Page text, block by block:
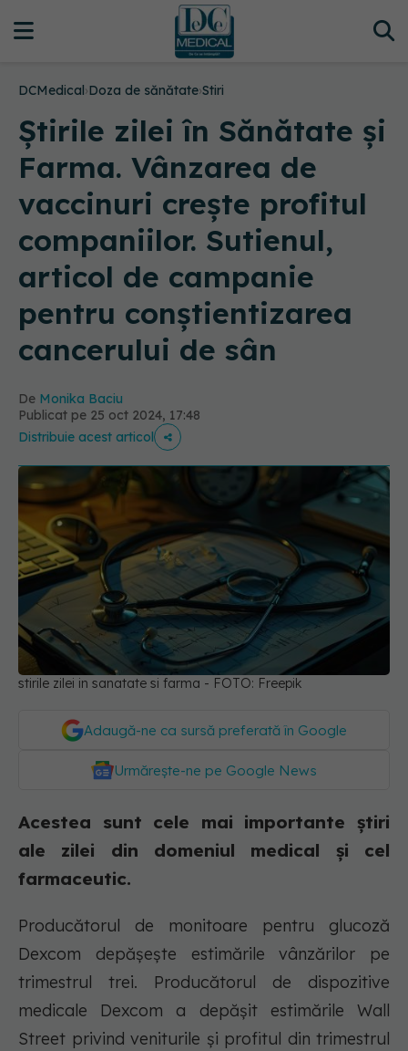
DCMedical›Doza de sănătate›Stiri
Știrile zilei în Sănătate și
Farma. Vânzarea de
vaccinuri crește profitul
companiilor. Sutienul,
articol de campanie
pentru conștientizarea
cancerului de sân
De Monika Baciu
Publicat pe 25 oct 2024, 17:48
Distribuie acest articol
stirile zilei in sanatate si farma - FOTO: Freepik
Adaugă-ne ca sursă preferată în Google
Urmărește-ne pe Google News
Acestea sunt cele mai importante știri
ale zilei din domeniul medical și cel
farmaceutic.
Producătorul de monitoare pentru glucoză
Dexcom depășește estimările vânzărilor pe
trimestrul trei. Producătorul de dispozitive
medicale Dexcom a depășit estimările Wall
Street privind veniturile și profitul din trimestrul